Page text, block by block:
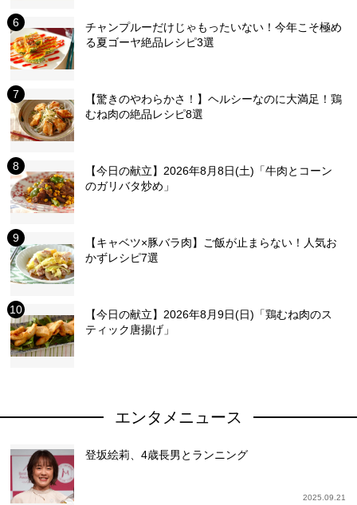
チャンプルーだけじゃもったいない！今年こそ極め
る夏ゴーヤ絶品レシピ3選
【驚きのやわらかさ！】ヘルシーなのに大満足！鶏
むね肉の絶品レシピ8選
【今日の献立】2026年8月8日(土)「牛肉とコーン
のガリバタ炒め」
【キャベツ×豚バラ肉】ご飯が止まらない！人気お
かずレシピ7選
【今日の献立】2026年8月9日(日)「鶏むね肉のス
ティック唐揚げ」
エンタメニュース
登坂絵莉、4歳長男とランニング
2025.09.21